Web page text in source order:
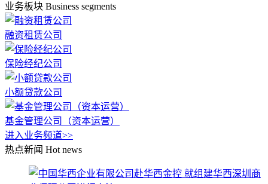
业务板块 Business segments
融资租赁公司
保险经纪公司
小额贷款公司
基金管理公司（资本运营）
进入业务频道>>
热点新闻 Hot news